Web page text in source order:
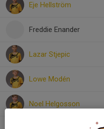
Eje Hellström
Freddie Enander
Lazar Stjepic
Lowe Modén
Noel Helgosson